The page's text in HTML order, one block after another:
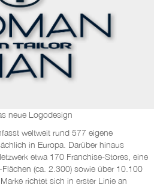
neue Logodesign
weltweit rund 577 eigene
in Europa. Darüber hinaus
etwa 170 Franchise-Stores, eine
(ca. 2.300) sowie über 10.100
richtet sich in erster Linie an